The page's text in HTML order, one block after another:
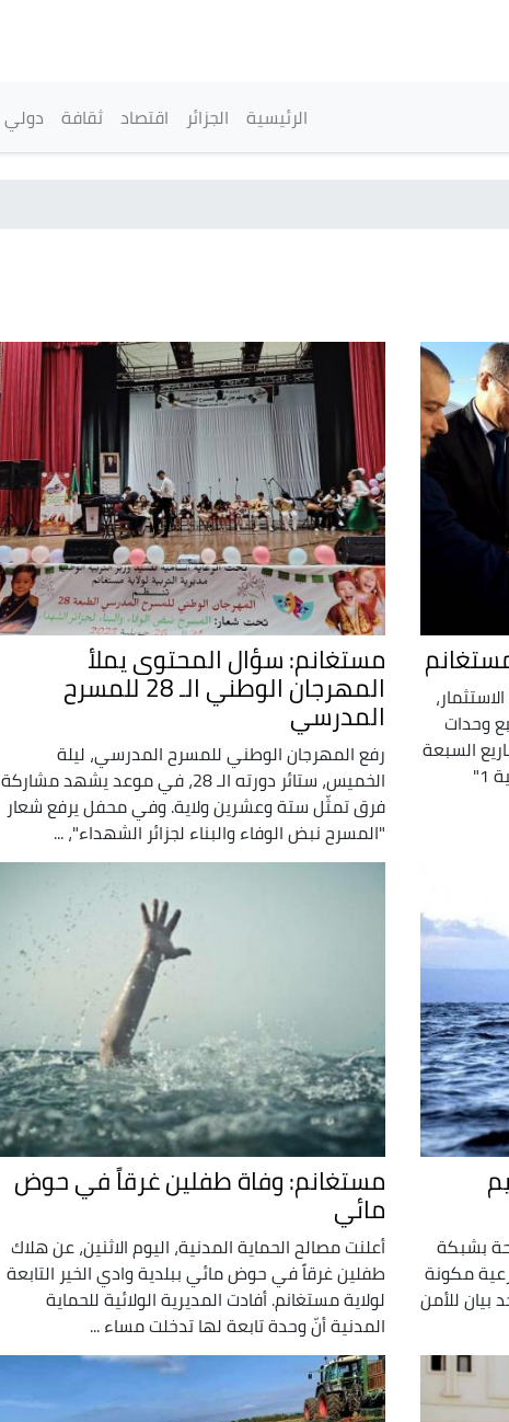
القائمة الرئيسية
الرئيسية الجزائر اقتصاد ثقافة دولي
وحدات
السبعة
على مستوى المنطقتين الصناعيتين "البرجية 1"
مستغانم: سؤال المحتوى يملأ
المهرجان الوطني الـ 28 للمسرح
المدرسي
رفع المهرجان الوطني للمسرح المدرسي، ليلة
الخميس، ستائر دورته الـ 28، في موعد يشهد مشاركة
فرق تمثّل ستة وعشرين ولاية. وفي محفل يرفع شعار
"المسرح نبض الوفاء والبناء لجزائر الشهداء"، ...
بشبكة
مكونة
بيان للأمن
مستغانم: وفاة طفلين غرقاً في حوض
مائي
أعلنت مصالح الحماية المدنية، اليوم الاثنين، عن هلاك
طفلين غرقاً في حوض مائي ببلدية وادي الخير التابعة
لولاية مستغانم. أفادت المديرية الولائية للحماية
المدنية أنّ وحدة تابعة لها تدخلت مساء ...